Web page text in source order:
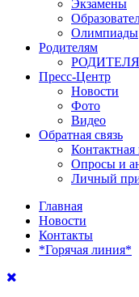
Экзамены
Олимпиады
Родителям
Пресс-Центр
Новости
Фото
Видео
Обратная связь
Опросы и
Личный
Главная
Новости
Контакты
*Горячая линия*